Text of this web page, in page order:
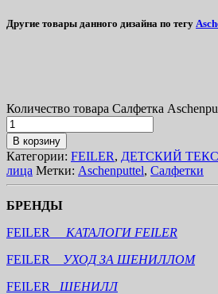
Другие товары данного дизайна по тегу
Количество товара Салфетка
В корзину
Категории: FEILER, ДЕТСКИЙ
лица Метки: Aschenputtel, Салфетки
БРЕНДЫ
FEILER КАТАЛОГИ FEILER
FEILER
УХОД ЗА ШЕНИЛЛОМ
FEILER ШЕНИЛЛ